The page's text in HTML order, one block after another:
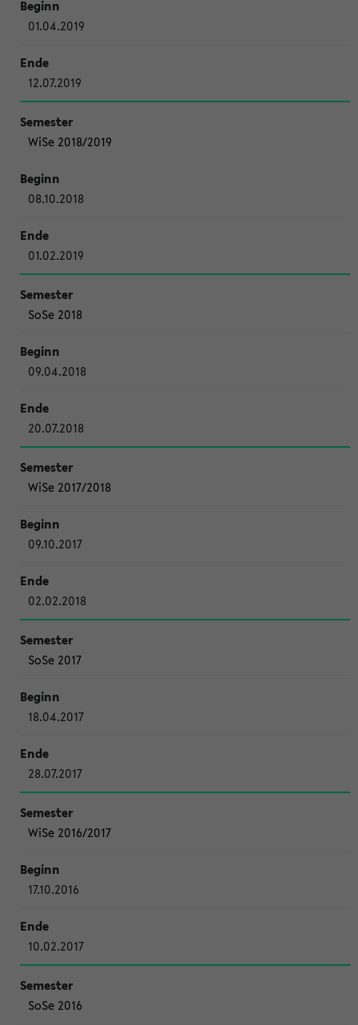
01.04.2019
12.07.2019
WiSe 2018/2019
08.10.2018
01.02.2019
SoSe 2018
09.04.2018
20.07.2018
WiSe 2017/2018
09.10.2017
02.02.2018
SoSe 2017
18.04.2017
28.07.2017
WiSe 2016/2017
17.10.2016
10.02.2017
SoSe 2016